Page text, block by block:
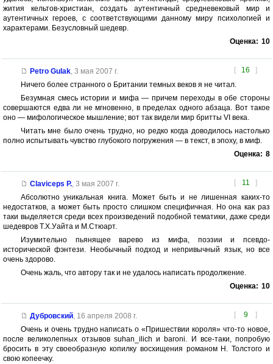
жития кельтов-христиан, создать аутентичный средневековый мир и
аутентичных героев, с соответствующими данному миру психологией и
характерами. Безусловный шедевр.
Оценка: 10
[ 16 ]
Petro Gulak, 3 мая 2007 г.
Ничего более странного о Британии темных веков я не читал.
Безумная смесь истории и мифа — причем переходы в обе стороны
совершаются едва ли не мгновенно, в пределах одного абзаца. Вот такое
оно — мифологическое мышление; вот так видели мир бритты VI века.
Читать мне было очень трудно, но редко когда доводилось настолько
полно испытывать чувство глубокого погружения — в текст, в эпоху, в миф.
Оценка: 8
[ 11 ]
Claviceps P., 3 мая 2007 г.
Абсолютно уникальная книга. Может быть и не лишенная каких-то
недостатков, а может быть просто слишком специфичная. Но она как раз
таки выделяется среди всех произведений подобной тематики, даже среди
шедевров Т.Х.Уайта и М.Стюарт.
Изумительно пьянящее варево из мифа, поэзии и псевдо-
исторической фэнтези. Необычный подход и непривычный язык, но все
очень здорово.
Очень жаль, что автору так и не удалось написать продолжение.
Оценка: 10
[ 9 ]
Дубровский, 16 апреля 2008 г.
Очень и очень трудно написать о «Пришествии короля» что-то новое,
после великолепных отзывов suhan_ilich и baroni. И все-таки, попробую
бросить в эту своеобразную копилку восхищения романом Н. Толстого и
свою копеечку.